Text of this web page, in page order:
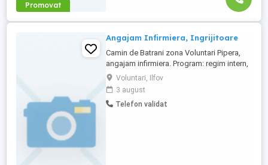
Promovat
Angajam Infirmiera, Ingrijitoare
Camin de Batrani zona Voluntari Pipera,
angajam infirmiera. Program: regim intern,
oferim cazare si masa.Salariul incepand
cu 4000 ron Net.
Voluntari, Ilfov
3 august
Telefon validat